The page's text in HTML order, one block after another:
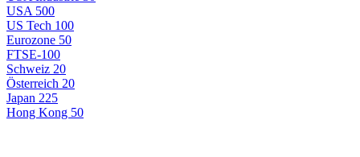
USA 500
US Tech 100
Eurozone 50
FTSE-100
Schweiz 20
Österreich 20
Japan 225
Hong Kong 50